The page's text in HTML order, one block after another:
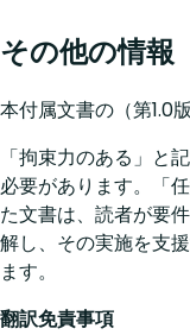
その他の情報
本付属文書の（第1.0
「拘束力のある」と
必要があります。「
た文書は、読者が要
解し、その実施を支
ます。
翻訳免責事項